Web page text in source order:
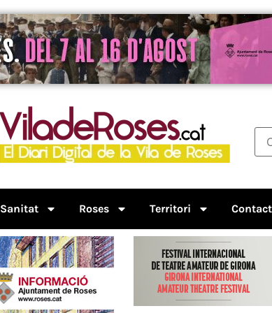
Sanitat Roses Territori